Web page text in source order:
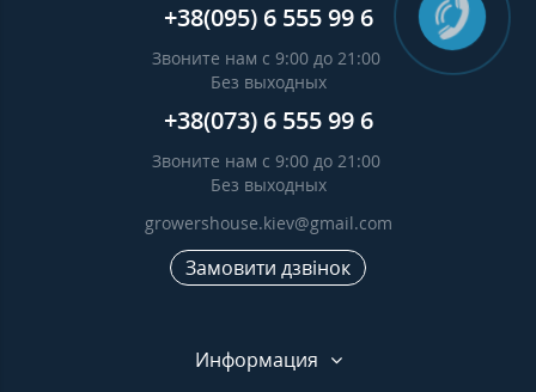
+38(095) 6 555 99 6
Звоните нам с 9:00 до 21:00
Без выходных
+38(073) 6 555 99 6
Звоните нам с 9:00 до 21:00
Без выходных
growershouse.kiev@gmail.com
Замовити дзвінок
Информация